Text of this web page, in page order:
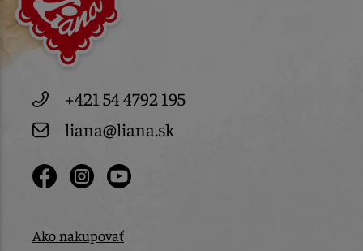
+421 54 4792 195
liana@liana.sk
Ako nakupovať